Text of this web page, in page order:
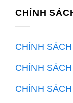
CHÍNH
CHÍNH
CHÍNH
CHÍNH